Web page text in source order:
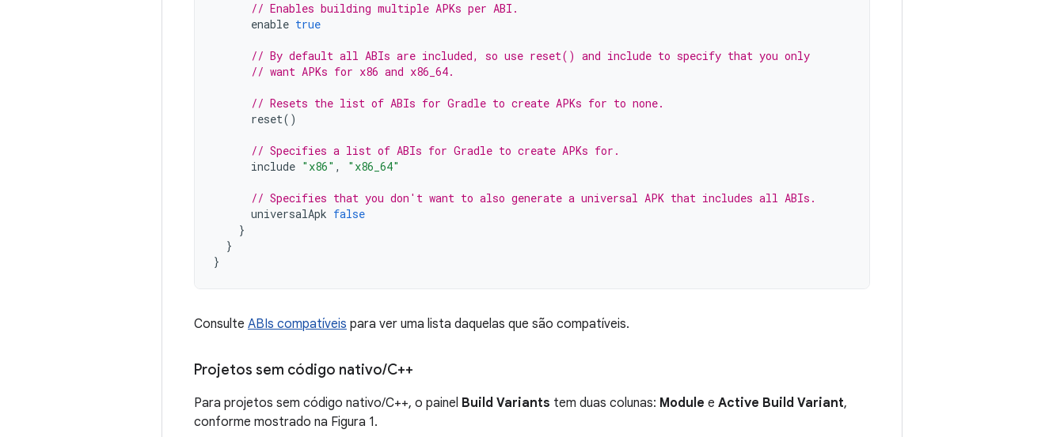
// Enables building multiple APKs per ABI.
enable true
// By default all ABIs are included, so use reset() and include to specify that you only
// want APKs for x86 and x86_64.
// Resets the list of ABIs for Gradle to create APKs for to none.
reset()
// Specifies a list of ABIs for Gradle to create APKs for.
include "x86" , "x86_64"
// Specifies that you don't want to also generate a universal APK that includes all ABIs.
universalApk false
}
}
}
Consulte ABIs compatíveis para ver uma lista daquelas que são compatíveis.
Projetos sem código nativo/C++
Para projetos sem código nativo/C++, o painel Build Variants tem duas colunas: Module e Active Build Variant,
conforme mostrado na Figura 1.